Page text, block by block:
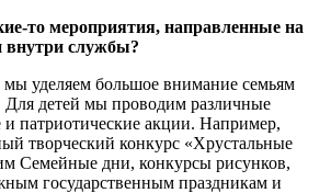
то мероприятия, направленные на
внутри службы?
мы уделяем большое внимание семьям
Для детей мы проводим различные
и патриотические акции. Например,
творческий конкурс «Хрустальные
Семейные дни, конкурсы рисунков,
государственным праздникам и